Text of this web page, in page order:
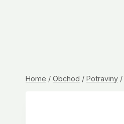
Home / Obchod / Potraviny /